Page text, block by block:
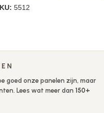
5512
goed onze panelen zijn, maar
Lees wat meer dan 150+